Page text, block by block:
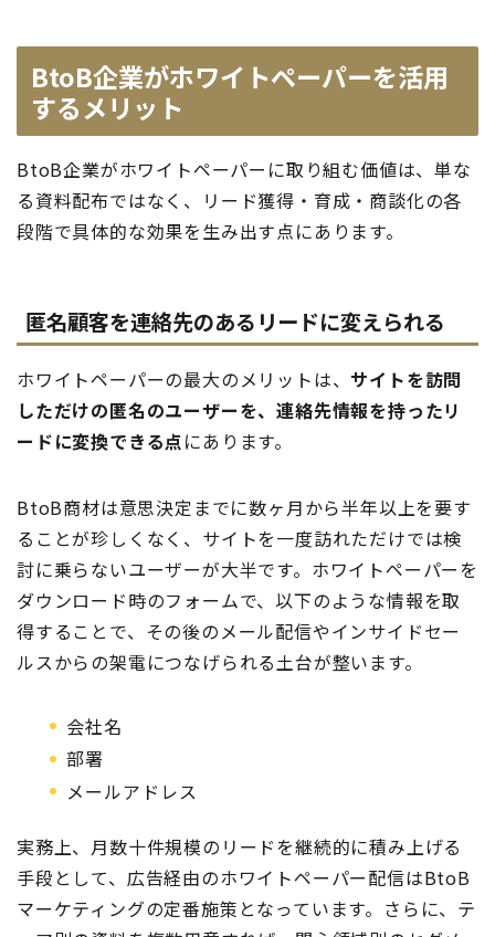
BtoB企業がホワイトペーパーを活用
するメリット
BtoB企業がホワイトペーパーに取り組む価値は、単な
る資料配布ではなく、リード獲得・育成・商談化の各
段階で具体的な効果を生み出す点にあります。
匿名顧客を連絡先のあるリードに変えられる
ホワイトペーパーの最大のメリットは、 サイトを訪問
しただけの匿名のユーザーを、連絡先情報を持ったリ
ードに変換できる点 にあります。
BtoB商材は意思決定までに数ヶ月から半年以上を要す
ることが珍しくなく、サイトを一度訪れただけでは検
討に乗らないユーザーが大半です。ホワイトペーパーを
ダウンロード時のフォームで、以下のような情報を取
得することで、その後のメール配信やインサイドセー
ルスからの架電につなげられる土台が整います。
会社名
部署
メールアドレス
実務上、月数十件規模のリードを継続的に積み上げる
手段として、広告経由のホワイトペーパー配信はBtoB
マーケティングの定番施策となっています。さらに、テ